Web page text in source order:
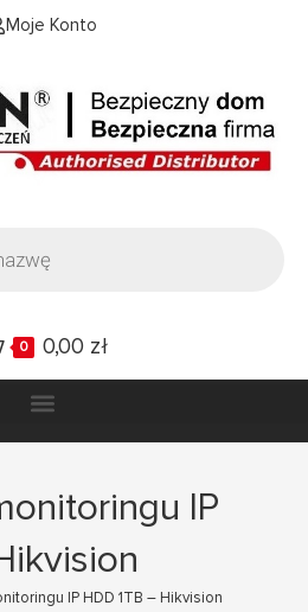
Moje Konto
0 0,00 zł
IP
IP HDD 1TB – Hikvision